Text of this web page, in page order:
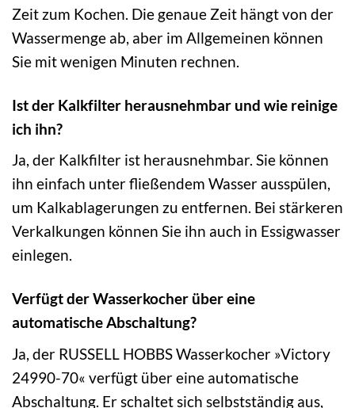
Zeit zum Kochen. Die genaue Zeit hängt von der
Wassermenge ab, aber im Allgemeinen können
Sie mit wenigen Minuten rechnen.
Ist der Kalkfilter herausnehmbar und wie reinige
ich ihn?
Ja, der Kalkfilter ist herausnehmbar. Sie können
ihn einfach unter fließendem Wasser ausspülen,
um Kalkablagerungen zu entfernen. Bei stärkeren
Verkalkungen können Sie ihn auch in Essigwasser
einlegen.
Verfügt der Wasserkocher über eine
automatische Abschaltung?
Ja, der RUSSELL HOBBS Wasserkocher »Victory
24990-70« verfügt über eine automatische
Abschaltung. Er schaltet sich selbstständig aus,